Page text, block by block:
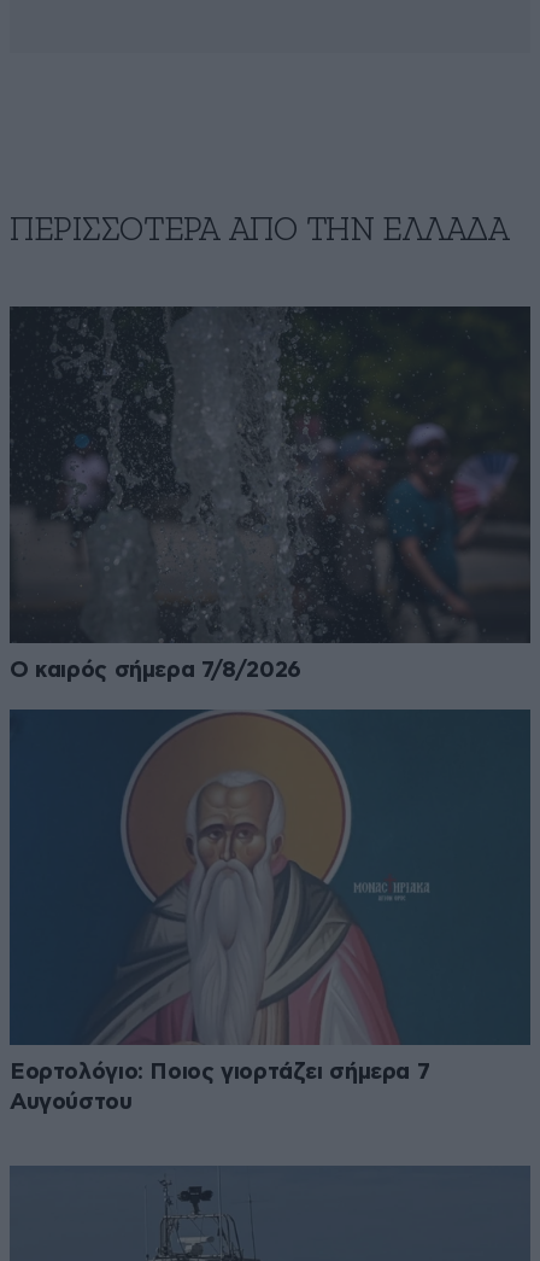
ΠΕΡΙΣΣΟΤΕΡΑ ΑΠΟ ΤΗΝ ΕΛΛΑΔΑ
Ο καιρός σήμερα 7/8/2026
Εορτολόγιο: Ποιος γιορτάζει σήμερα 7
Αυγούστου